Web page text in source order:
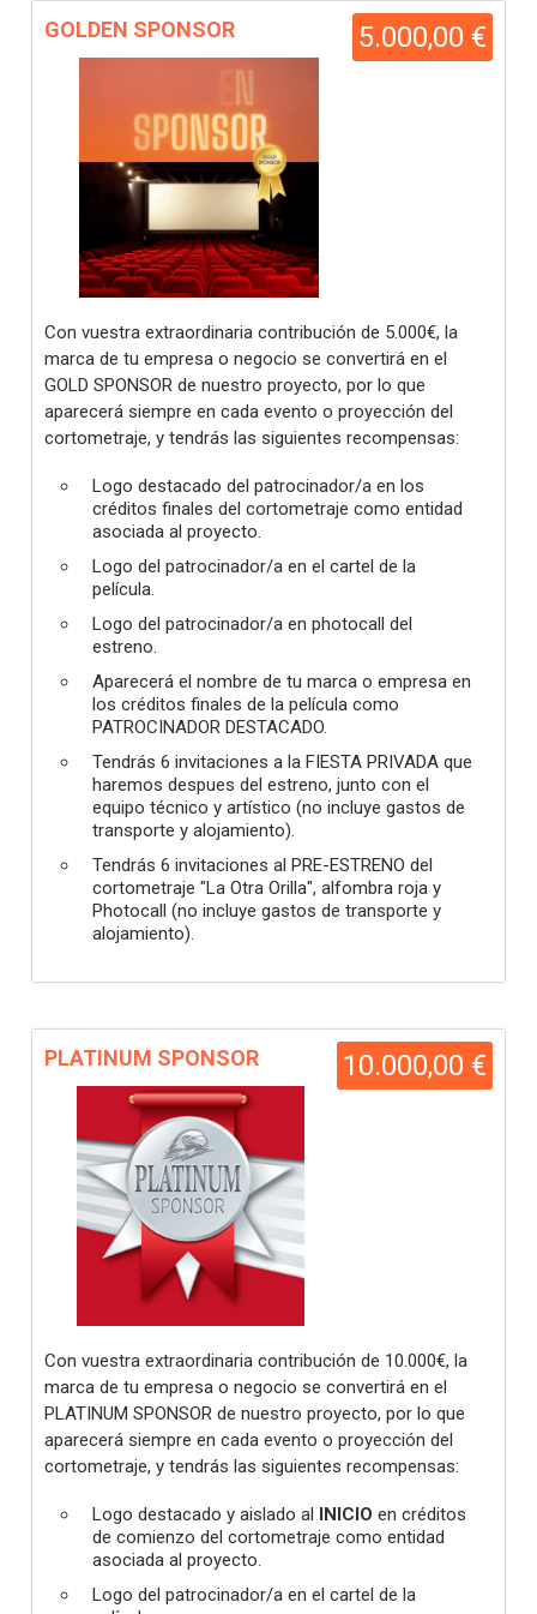
5.000,00 €
GOLDEN SPONSOR
Con vuestra extraordinaria contribución de 5.000€, la
marca de tu empresa o negocio se convertirá en el
GOLD SPONSOR de nuestro proyecto, por lo que
aparecerá siempre en cada evento o proyección del
cortometraje, y tendrás las siguientes recompensas:
Logo destacado del patrocinador/a en los
créditos finales del cortometraje como entidad
asociada al proyecto.
Logo del patrocinador/a en el cartel de la
película.
Logo del patrocinador/a en photocall del
estreno.
Aparecerá el nombre de tu marca o empresa en
los créditos finales de la película como
PATROCINADOR DESTACADO.
Tendrás 6 invitaciones a la FIESTA PRIVADA que
haremos despues del estreno, junto con el
equipo técnico y artístico (no incluye gastos de
transporte y alojamiento).
Tendrás 6 invitaciones al PRE-ESTRENO del
cortometraje "La Otra Orilla", alfombra roja y
Photocall (no incluye gastos de transporte y
alojamiento).
10.000,00 €
PLATINUM SPONSOR
Con vuestra extraordinaria contribución de 10.000€, la
marca de tu empresa o negocio se convertirá en el
PLATINUM SPONSOR de nuestro proyecto, por lo que
aparecerá siempre en cada evento o proyección del
cortometraje, y tendrás las siguientes recompensas:
Logo destacado y aislado al INICIO en créditos
de comienzo del cortometraje como entidad
asociada al proyecto.
Logo del patrocinador/a en el cartel de la